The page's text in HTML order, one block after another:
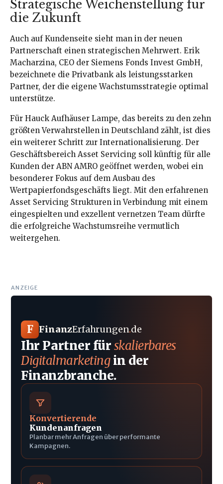
Strategische Weichenstellung für
die Zukunft
Auch auf Kundenseite sieht man in der neuen
Partnerschaft einen strategischen Mehrwert. Erik
Macharzina, CEO der Siemens Fonds Invest GmbH,
bezeichnete die Privatbank als leistungsstarken
Partner, der die eigene Wachstumsstrategie optimal
unterstütze.
Für Hauck Aufhäuser Lampe, das bereits zu den zehn
größten Verwahrstellen in Deutschland zählt, ist dies
ein weiterer Schritt zur Internationalisierung. Der
Geschäftsbereich Asset Servicing soll künftig für alle
Kunden der ABN AMRO geöffnet werden, wobei ein
besonderer Fokus auf dem Ausbau des
Wertpapierfondsgeschäfts liegt. Mit den erfahrenen
Asset Servicing Strukturen in Verbindung mit einem
eingespielten und exzellent vernetzen Team dürfte
die erfolgreiche Wachstumsreihe vermutlich
weitergehen.
ANZEIGE
F FinanzErfahrungen.de
Ihr Partner fürskalierbares
Digitalmarketingin der
Finanzbranche.
Konvertierende
Kundenanfragen
Planbar mehr Anfragen über performante
Kampagnen.